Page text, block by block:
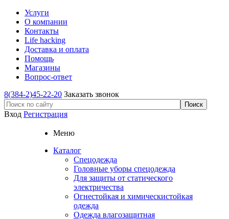
Услуги
О компании
Контакты
Life hacking
Доставка и оплата
Помощь
Магазины
Вопрос-ответ
8(384-2)45-22-20 Заказать звонок
Вход Регистрация
Меню
Каталог
Спецодежда
Головные уборы спецодежда
Для защиты от статического
электричества
Огнестойкая и химическистойкая
одежда
Одежда влагозащитная